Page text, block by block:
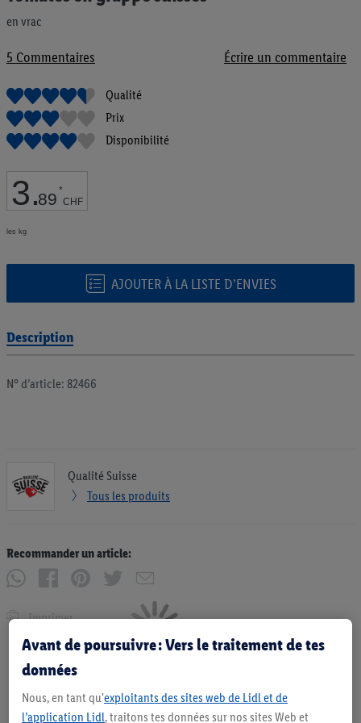
en vrac
5 Commentaires Écrire un commentaire
Qualité
Prix
Disponibilité
3.89 *
CHF
les kg
AJOUTER À LA LISTE D’ENVIES
la
d’images
Description
N° d’article: 82466
Qualité Suisse
Tous les produits
Recommander un article:
Imprimer
Avant de poursuivre : Vers le traitement de tes
données
Nous, en tant qu'exploitants des sites web de Lidl et de
l’application Lidl, traitons tes données sur nos sites Web et